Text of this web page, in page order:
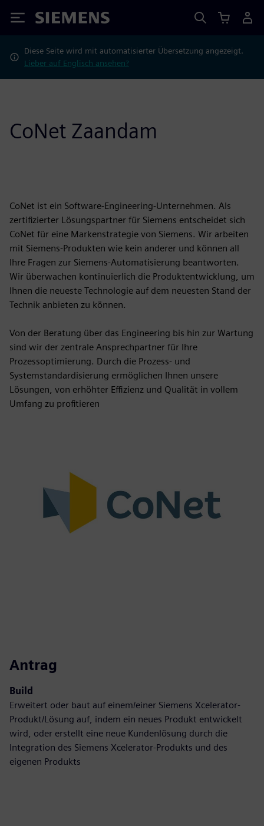
Siemens
Diese Seite wird mit automatisierter Übersetzung angezeigt.
Lieber auf Englisch ansehen?
CoNet Zaandam
CoNet ist ein Software-Engineering-Unternehmen. Als
zertifizierter Lösungspartner für Siemens entscheidet sich
CoNet für eine Markenstrategie von Siemens. Wir arbeiten
mit Siemens-Produkten wie kein anderer und können all
Ihre Fragen zur Siemens-Automatisierung beantworten.
Wir überwachen kontinuierlich die Produktentwicklung, um
Ihnen die neueste Technologie auf dem neuesten Stand der
Technik anbieten zu können.
Von der Beratung über das Engineering bis hin zur Wartung
sind wir der zentrale Ansprechpartner für Ihre
Prozessoptimierung. Durch die Prozess- und
Systemstandardisierung ermöglichen Ihnen unsere
Lösungen, von erhöhter Effizienz und Qualität in vollem
Umfang zu profitieren
Antrag
Build
Erweitert oder baut auf einem/einer Siemens Xcelerator-
Produkt/Lösung auf, indem ein neues Produkt entwickelt
wird, oder erstellt eine neue Kundenlösung durch die
Integration des Siemens Xcelerator-Produkts und des
eigenen Produkts